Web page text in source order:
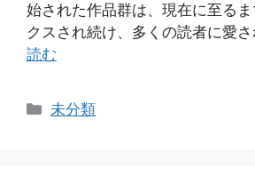
始された作品群は、現在に至る
クスされ続け、多くの読者に愛
読む
カ
未分類